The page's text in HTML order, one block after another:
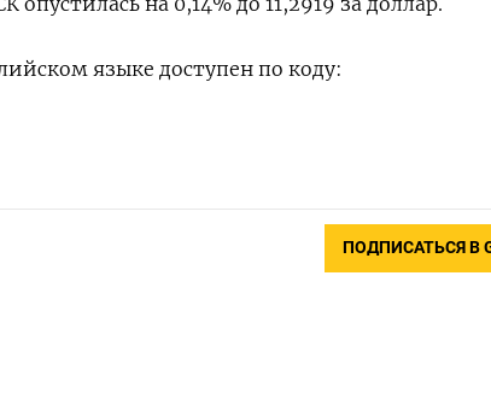
языке доступен по коду:
ПОДПИСАТЬСЯ В